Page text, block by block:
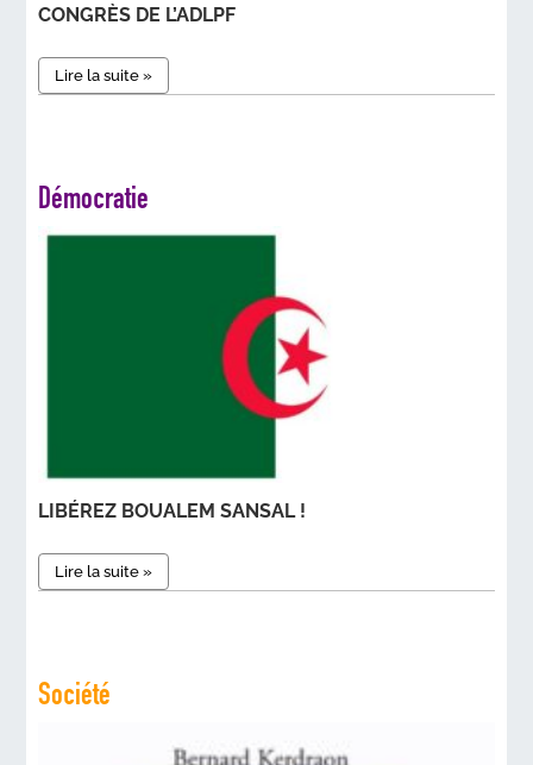
CONGRÈS DE L’ADLPF
Lire la suite »
Démocratie
LIBÉREZ BOUALEM SANSAL !
Lire la suite »
Société